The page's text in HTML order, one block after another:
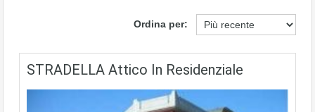
Ordina per:
STRADELLA Attico In Residenziale